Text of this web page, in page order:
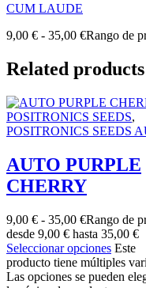
CUM LAUDE
9,00 € - 35,00 €Rango de
Related products
POSITRONICS SEEDS,
POSITRONICS SEEDS
AUTO PURPLE
CHERRY
9,00 € - 35,00 €Rango de
desde 9,00 € hasta 35,00 €
Seleccionar opciones Este
producto tiene múltiples
Las opciones se pueden